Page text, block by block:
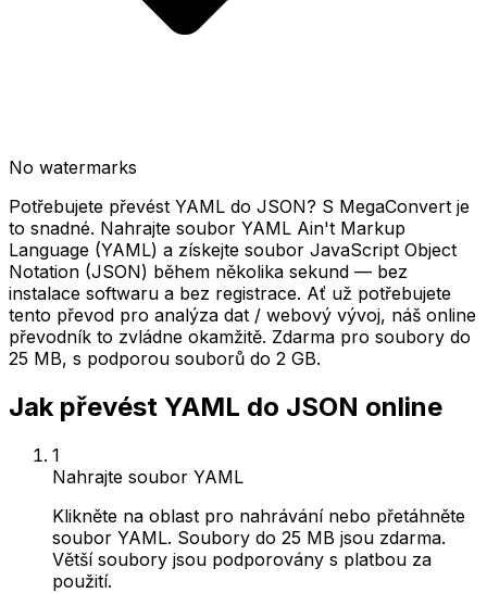
No watermarks
Potřebujete převést YAML do JSON? S MegaConvert je
to snadné. Nahrajte soubor YAML Ain't Markup
Language (YAML) a získejte soubor JavaScript Object
Notation (JSON) během několika sekund — bez
instalace softwaru a bez registrace. Ať už potřebujete
tento převod pro analýza dat / webový vývoj, náš online
převodník to zvládne okamžitě. Zdarma pro soubory do
25 MB, s podporou souborů do 2 GB.
Jak převést YAML do JSON online
1
Nahrajte soubor YAML
Klikněte na oblast pro nahrávání nebo přetáhněte
soubor YAML. Soubory do 25 MB jsou zdarma.
Větší soubory jsou podporovány s platbou za
použití.